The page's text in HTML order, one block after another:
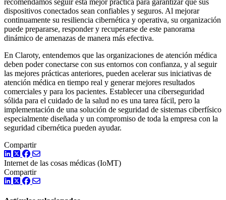
recomendamos seguir esta mejor práctica para garantizar que sus
dispositivos conectados sean confiables y seguros. Al mejorar
continuamente su resiliencia cibernética y operativa, su organización
puede prepararse, responder y recuperarse de este panorama
dinámico de amenazas de manera más efectiva.
En Claroty, entendemos que las organizaciones de atención médica
deben poder conectarse con sus entornos con confianza, y al seguir
las mejores prácticas anteriores, pueden acelerar sus iniciativas de
atención médica en tiempo real y generar mejores resultados
comerciales y para los pacientes. Establecer una ciberseguridad
sólida para el cuidado de la salud no es una tarea fácil, pero la
implementación de una solución de seguridad de sistemas ciberfísico
especialmente diseñada y un compromiso de toda la empresa con la
seguridad cibernética pueden ayudar.
Compartir
LinkedIn
TwitterFacebook
Internet de las cosas médicas (IoMT)
Compartir
LinkedIn
TwitterFacebook